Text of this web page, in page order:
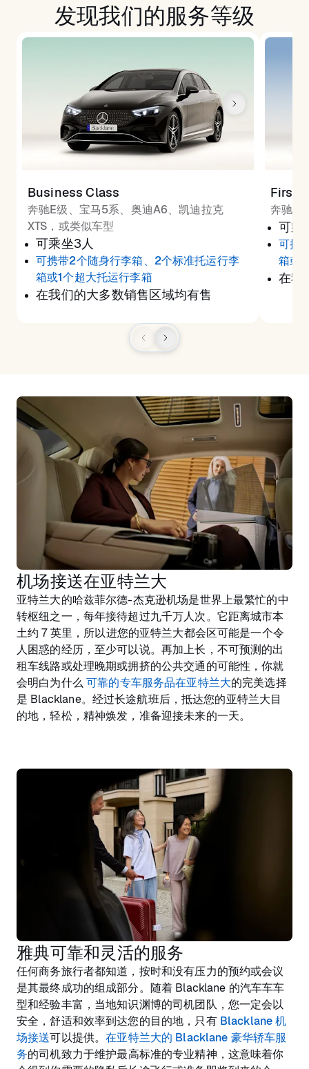
发现我们的服务等级
Business Class
奔驰E级、宝马5系、奥迪A6、凯迪拉克
XTS，或类似车型
可乘坐3人
可携带2个随身行李箱、2个标准托运行李
箱或1个超大托运行李箱
在我们的大多数销售区域均有售
First
奔驰S
可乘
可携
箱或
在我
机场接送在亚特兰大
亚特兰大的哈兹菲尔德-杰克逊机场是世界上最繁忙的中
转枢纽之一，每年接待超过九千万人次。它距离城市本
土约 7 英里，所以进您的亚特兰大都会区可能是一个令
人困惑的经历，至少可以说。再加上长，不可预测的出
租车线路或处理晚期或拥挤的公共交通的可能性，你就
会明白为什么可靠的专车服务品在亚特兰大的完美选择
是 Blacklane。经过长途航班后，抵达您的亚特兰大目
的地，轻松，精神焕发，准备迎接未来的一天。
雅典可靠和灵活的服务
任何商务旅行者都知道，按时和没有压力的预约或会议
是其最终成功的组成部分。随着 Blacklane 的汽车车车
型和经验丰富，当地知识渊博的司机团队，您一定会以
安全，舒适和效率到达您的目的地，只有 Blacklane 机
场接送可以提供。在亚特兰大的 Blacklane 豪华轿车服
务的司机致力于维护最高标准的专业精神，这意味着你